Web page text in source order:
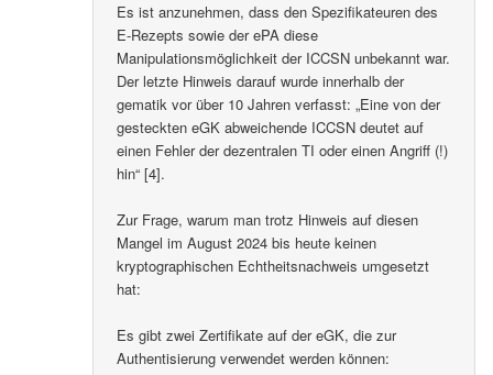
Es ist anzunehmen, dass den Spezifikateuren des
E-Rezepts sowie der ePA diese
Manipulationsmöglichkeit der ICCSN unbekannt war.
Der letzte Hinweis darauf wurde innerhalb der
gematik vor über 10 Jahren verfasst: „Eine von der
gesteckten eGK abweichende ICCSN deutet auf
einen Fehler der dezentralen TI oder einen Angriff (!)
hin“ [4].
Zur Frage, warum man trotz Hinweis auf diesen
Mangel im August 2024 bis heute keinen
kryptographischen Echtheitsnachweis umgesetzt
hat:
Es gibt zwei Zertifikate auf der eGK, die zur
Authentisierung verwendet werden können: